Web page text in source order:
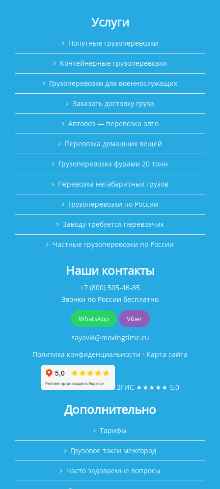
Услуги
Попутные грузоперевозки
Контейнерные грузоперевозки
Грузоперевозки для военнослужащих
Заказать доставку груза
Автовоз — перевозка авто
Перевозка домашних вещей
Грузоперевозка фурами 20 тонн
Перевозка негабаритных грузов
Грузоперевозки по России
Заводу требуется перевозчик
Частные грузоперевозки по России
Наши контакты
+7 (800) 505-46-85
Звонки по России бесплатно
WhatsApp Viber
zayavki@movingtime.ru
Политика конфиденциальности · Карта сайта
2ГИС ★★★★★ 5,0
Дополнительно
Тарифы
Грузовое такси межгород
Часто задаваемые вопросы